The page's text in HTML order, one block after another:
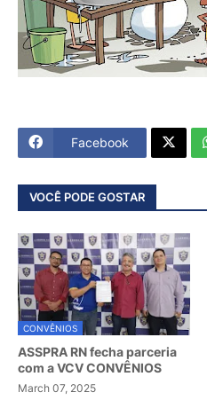
Facebook
VOCÊ PODE GOSTAR
CONVÊNIOS
ASSPRA RN fecha parceria
com a VCV CONVÊNIOS
March 07, 2025